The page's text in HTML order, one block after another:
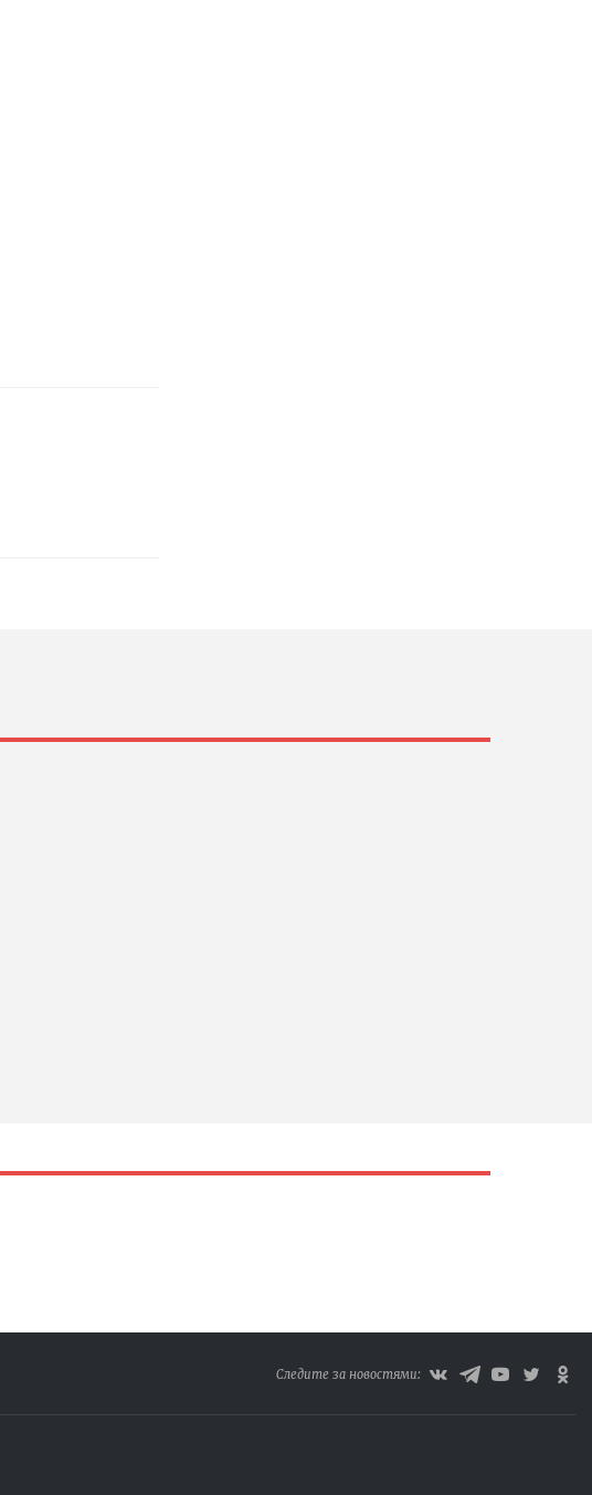
Следите за новостями: